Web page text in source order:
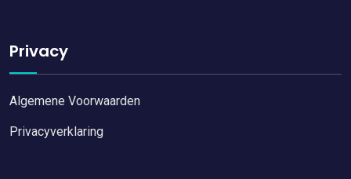
Privacy
Algemene Voorwaarden
Privacyverklaring